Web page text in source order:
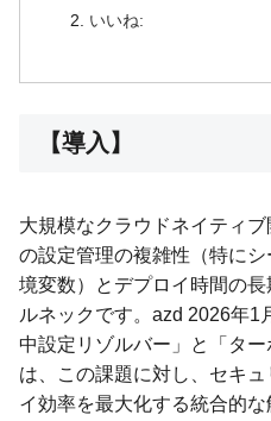
いいね:
【導入】
大規模なクラウドネイティ
の設定管理の複雑性（特に
境変数）とデプロイ時間の
ルネックです。azd 2026年1
中設定リゾルバー」と「ター
は、この課題に対し、セキ
イ効率を最大化する統合的な